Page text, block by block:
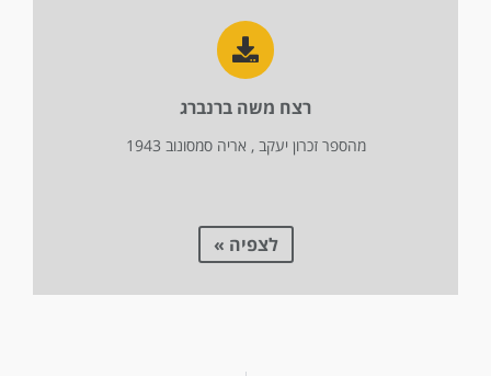
רצח משה ברנברג
מהספר זכרון יעקב , אריה סמסונוב 1943
לצפיה »